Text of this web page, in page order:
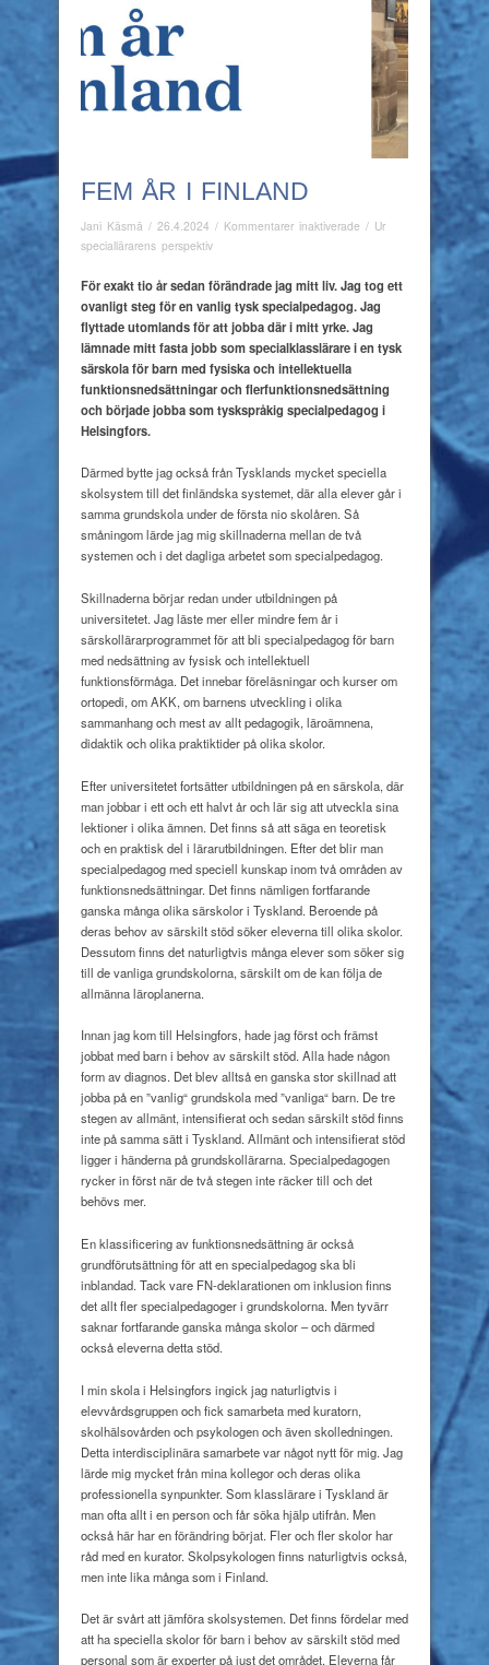
FEM ÅR I FINLAND
Jani Käsmä / 26.4.2024 / Kommentarer inaktiverade för
i
Finland
/ Ur
speciallärarens perspektiv
För exakt tio år sedan förändrade jag mitt liv. Jag tog ett
ovanligt steg för en vanlig tysk specialpedagog. Jag
flyttade utomlands för att jobba där i mitt yrke. Jag
lämnade mitt fasta jobb som specialklasslärare i en tysk
särskola för barn med fysiska och intellektuella
funktionsnedsättningar och flerfunktionsnedsättning
och började jobba som tyskspråkig specialpedagog i
Helsingfors.
Därmed bytte jag också från Tysklands mycket speciella
skolsystem till det finländska systemet, där alla elever går i
samma grundskola under de första nio skolåren. Så
småningom lärde jag mig skillnaderna mellan de två
systemen och i det dagliga arbetet som specialpedagog.
Skillnaderna börjar redan under utbildningen på
universitetet. Jag läste mer eller mindre fem år i
särskollärarprogrammet för att bli specialpedagog för barn
med nedsättning av fysisk och intellektuell
funktionsförmåga. Det innebar föreläsningar och kurser om
ortopedi, om AKK, om barnens utveckling i olika
sammanhang och mest av allt pedagogik, läroämnena,
didaktik och olika praktiktider på olika skolor.
Efter universitetet fortsätter utbildningen på en särskola, där
man jobbar i ett och ett halvt år och lär sig att utveckla sina
lektioner i olika ämnen. Det finns så att säga en teoretisk
och en praktisk del i lärarutbildningen. Efter det blir man
specialpedagog med speciell kunskap inom två områden av
funktionsnedsättningar. Det finns nämligen fortfarande
ganska många olika särskolor i Tyskland. Beroende på
deras behov av särskilt stöd söker eleverna till olika skolor.
Dessutom finns det naturligtvis många elever som söker sig
till de vanliga grundskolorna, särskilt om de kan följa de
allmänna läroplanerna.
Innan jag kom till Helsingfors, hade jag först och främst
jobbat med barn i behov av särskilt stöd. Alla hade någon
form av diagnos. Det blev alltså en ganska stor skillnad att
jobba på en ”vanlig“ grundskola med ”vanliga“ barn. De tre
stegen av allmänt, intensifierat och sedan särskilt stöd finns
inte på samma sätt i Tyskland. Allmänt och intensifierat stöd
ligger i händerna på grundskollärarna. Specialpedagogen
rycker in först när de två stegen inte räcker till och det
behövs mer.
En klassificering av funktionsnedsättning är också
grundförutsättning för att en specialpedagog ska bli
inblandad. Tack vare FN-deklarationen om inklusion finns
det allt fler specialpedagoger i grundskolorna. Men tyvärr
saknar fortfarande ganska många skolor – och därmed
också eleverna detta stöd.
I min skola i Helsingfors ingick jag naturligtvis i
elevvårdsgruppen och fick samarbeta med kuratorn,
skolhälsovården och psykologen och även skolledningen.
Detta interdisciplinära samarbete var något nytt för mig. Jag
lärde mig mycket från mina kollegor och deras olika
professionella synpunkter. Som klasslärare i Tyskland är
man ofta allt i en person och får söka hjälp utifrån. Men
också här har en förändring börjat. Fler och fler skolor har
råd med en kurator. Skolpsykologen finns naturligtvis också,
men inte lika många som i Finland.
Det är svårt att jämföra skolsystemen. Det finns fördelar med
att ha speciella skolor för barn i behov av särskilt stöd med
personal som är experter på just det området. Eleverna får